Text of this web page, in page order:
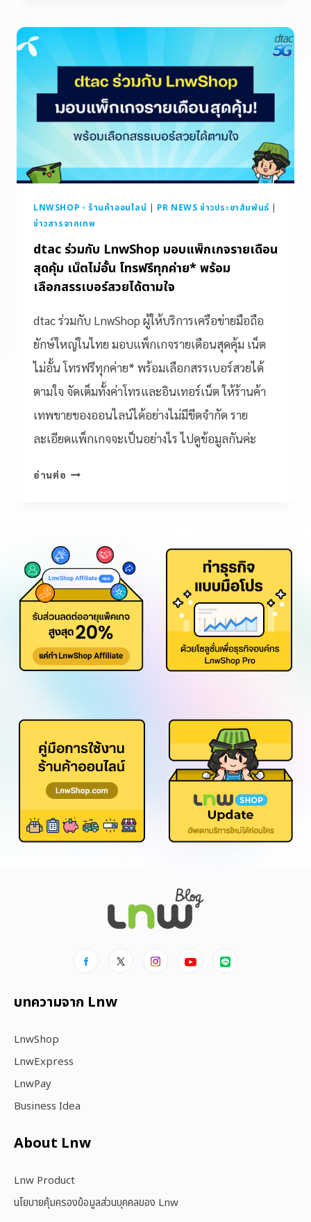
LNWSHOP - ร้านค้าออนไลน์ | PR NEWS ข่าวประชาสัมพันธ์ |
ข่าวสารจากเทพ
dtac ร่วมกับ LnwShop มอบแพ็กเกจรายเดือน
สุดคุ้ม เน็ตไม่อั้น โทรฟรีทุกค่าย* พร้อม
เลือกสรรเบอร์สวยได้ตามใจ
dtac ร่วมกับ LnwShop ผู้ให้บริการเครือข่ายมือถือ
ยักษ์ใหญ่ในไทย มอบแพ็กเกจรายเดือนสุดคุ้ม เน็ต
ไม่อั้น โทรฟรีทุกค่าย* พร้อมเลือกสรรเบอร์สวยได้
ตามใจ จัดเต็มทั้งค่าโทรและอินเทอร์เน็ต ให้ร้านค้า
เทพขายของออนไลน์ได้อย่างไม่มีขีดจำกัด ราย
ละเอียดแพ็กเกจจะเป็นอย่างไร ไปดูข้อมูลกันค่ะ
อ่านต่อ
บทความจาก Lnw
LnwShop
LnwExpress
LnwPay
Business Idea
About Lnw​
Lnw Product
นโยบายคุ้มครองข้อมูลส่วนบุคคลของ Lnw